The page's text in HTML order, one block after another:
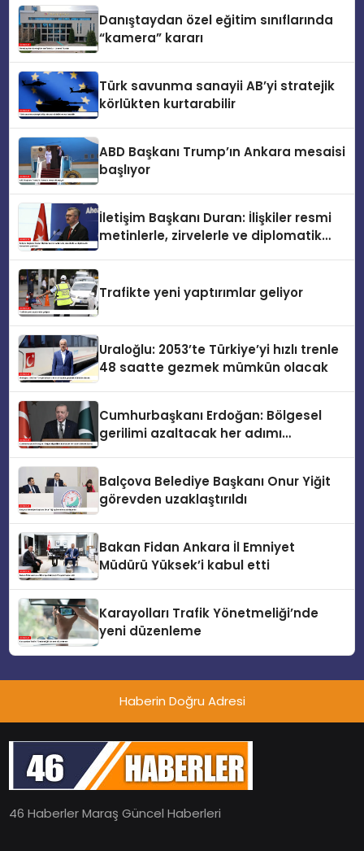
Danıştaydan özel eğitim sınıflarında
“kamera” kararı
Türk savunma sanayii AB’yi stratejik
körlükten kurtarabilir
ABD Başkanı Trump’ın Ankara mesaisi
başlıyor
İletişim Başkanı Duran: İlişkiler resmi
metinlerle, zirvelerle ve diplomatik
Trafikte yeni yaptırımlar geliyor
Uraloğlu: 2053’te Türkiye’yi hızlı trenle
48 saatte gezmek mümkün olacak
Cumhurbaşkanı Erdoğan: Bölgesel
gerilimi azaltacak her adımı
Balçova Belediye Başkanı Onur Yiğit
görevden uzaklaştırıldı
Bakan Fidan Ankara İl Emniyet
Müdürü Yüksek’i kabul etti
Karayolları Trafik Yönetmeliği’nde
yeni düzenleme
Haberin Doğru Adresi
46 Haberler Maraş Güncel Haberleri